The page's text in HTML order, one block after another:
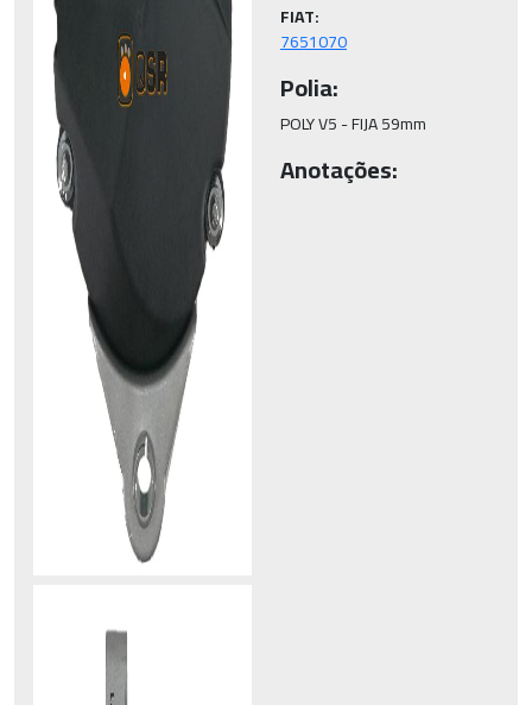
FIAT:
7651070
Polia:
POLY V5 - FIJA 59mm
Anotações: